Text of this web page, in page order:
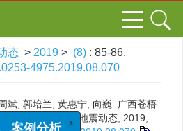
态 > 2019 > (8) : 85-86.
4975.2019.08.070
斌, 郭培兰, 黄惠宁, 向巍. 广西苍梧
图像分析[J]. 国际地震动态, 2019,
例分析